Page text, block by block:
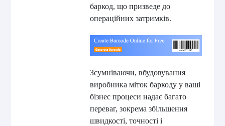
баркод, що призведе до
операційних затримків.
Зсумніваючи, вбудовування
виробника міток баркоду у ваші
бізнес процеси надає багато
переваг, зокрема збільшення
швидкості, точності і